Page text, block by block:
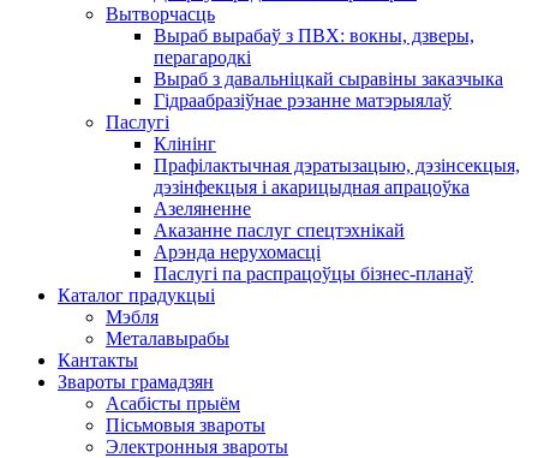
Вытворчасць
Выраб вырабаў з ПВХ: вокны, дзверы,
перагародкі
Выраб з давальніцкай сыравіны заказчыка
Гідраабразіўнае рэзанне матэрыялаў
Паслугі
Клінінг
Прафілактычная дэратызацыю, дэзiнсекцыя,
дэзінфекцыя і акарицыдная апрацоўка
Азеляненне
Аказанне паслуг спецтэхнікай
Арэнда нерухомасці
Паслугі па распрацоўцы бізнес-планаў
Каталог прадукцыі
Мэбля
Металавырабы
Кантакты
Звароты грамадзян
Асабісты прыём
Пісьмовыя звароты
Электронныя звароты